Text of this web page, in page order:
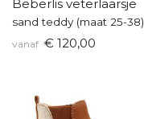
Beberlis veterlaarsje
sand teddy (maat 25-38)
vanaf € 120,00